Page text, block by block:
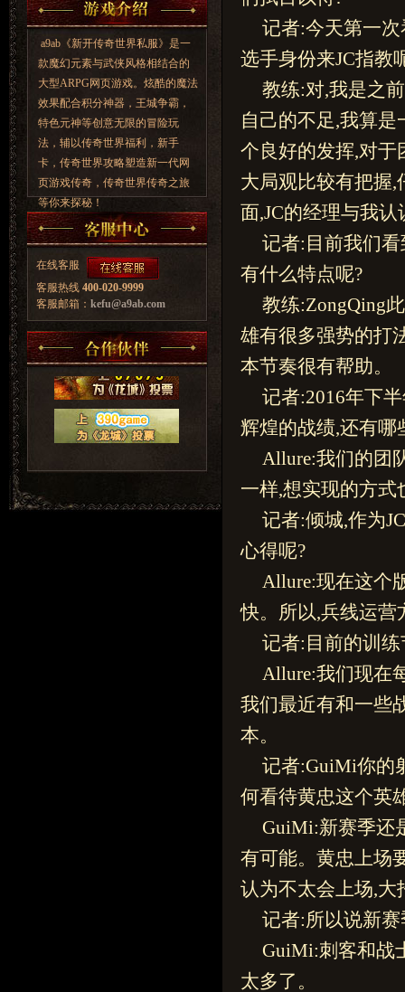
a9ab《新开传奇世界私服》是一
款魔幻元素与武侠风格相结合的
大型ARPG网页游戏。炫酷的魔法
效果配合积分神器，王城争霸，
特色元神等创意无限的冒险玩
法，辅以传奇世界福利，新手
卡，传奇世界攻略塑造新一代网
页游戏传奇，传奇世界传奇之旅
等你来探秘！
在线客服
客服热线 400-020-9999
客服邮箱： kefu@a9ab.com
记者:今天第一
选手身份来JC指教
教练:对,我是之
自己的不足,我算
个良好的发挥,对于
大局观比较有把握
面,JC的经理与我
记者:目前我们
有什么特点呢?
教练:ZongQing
雄有很多强势的打
本节奏很有帮助。
记者:2016年下
辉煌的战绩,还有哪
Allure:我们的团
一样,想实现的方式
记者:倾城,作为
心得呢?
Allure:现在这个
快。所以,兵线运营
记者:目前的训
Allure:我们现在
我们最近有和一些
本。
记者:GuiMi你的
何看待黄忠这个英
GuiMi:新赛季还
有可能。黄忠上场
认为不太会上场,大
记者:所以说新
GuiMi:刺客和战
太多了。